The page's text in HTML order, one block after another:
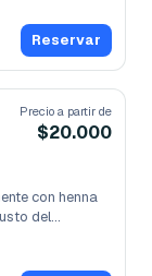
Reservar
Precio a partir de
$20.000
con henna
del...